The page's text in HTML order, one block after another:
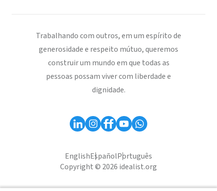
Trabalhando com outros, em um espírito de
generosidade e respeito mútuo, queremos
construir um mundo em que todas as
pessoas possam viver com liberdade e
dignidade.
EnglishEspañolPortuguês
Copyright © 2026 idealist.org